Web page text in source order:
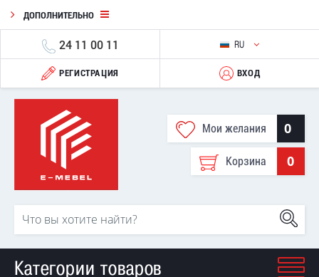
ДОПОЛНИТЕЛЬНО
24 11 00 11 RU
РЕГИСТРАЦИЯ ВХОД
Мои желания 0
Корзина 0
Категории товаров